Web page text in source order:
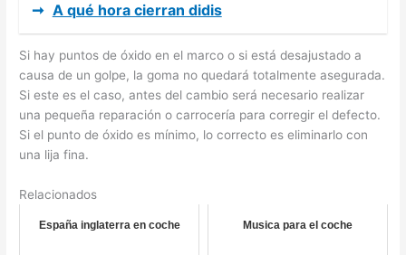
➞ A qué hora cierran didis
Si hay puntos de óxido en el marco o si está desajustado a
causa de un golpe, la goma no quedará totalmente asegurada.
Si este es el caso, antes del cambio será necesario realizar
una pequeña reparación o carrocería para corregir el defecto.
Si el punto de óxido es mínimo, lo correcto es eliminarlo con
una lija fina.
Relacionados
España inglaterra en coche Musica para el coche